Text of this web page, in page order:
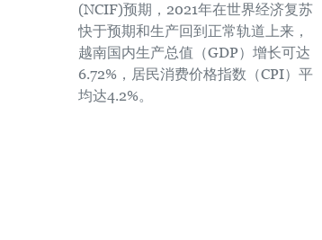
(NCIF)预期，2021年在世界经济复苏
快于预期和生产回到正常轨道上来，
越南国内生产总值（GDP）增长可达
6.72%，居民消费价格指数（CPI）平
均达4.2%。